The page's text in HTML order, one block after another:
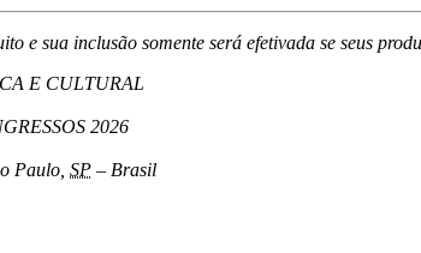
e sua inclusão somente será efetivada se seus
E CULTURAL
2026
Paulo, SP – Brasil